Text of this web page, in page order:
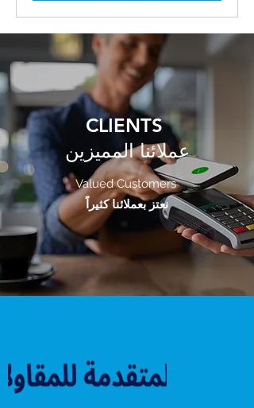
CLIENTS
عملائنا المميزين
Valued Customers
نعتز بعملائنا كثيراً